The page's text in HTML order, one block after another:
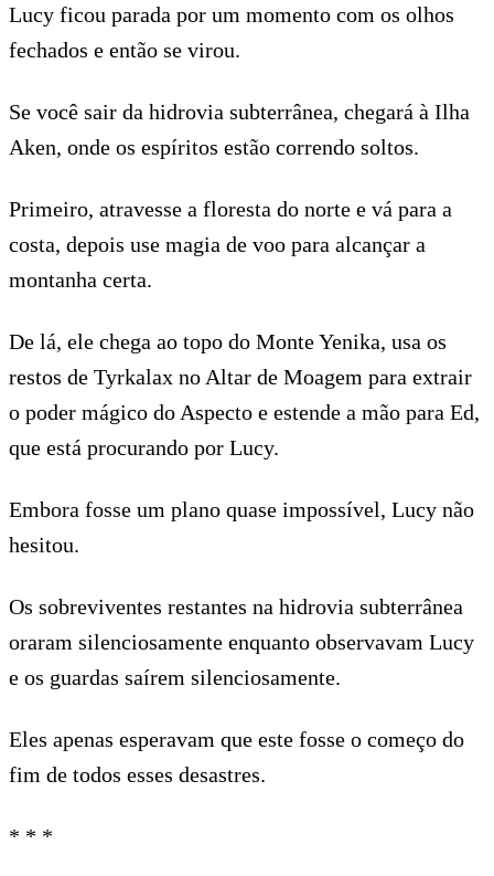
Lucy ficou parada por um momento com os olhos
fechados e então se virou.
Se você sair da hidrovia subterrânea, chegará à Ilha
Aken, onde os espíritos estão correndo soltos.
Primeiro, atravesse a floresta do norte e vá para a
costa, depois use magia de voo para alcançar a
montanha certa.
De lá, ele chega ao topo do Monte Yenika, usa os
restos de Tyrkalax no Altar de Moagem para extrair
o poder mágico do Aspecto e estende a mão para Ed,
que está procurando por Lucy.
Embora fosse um plano quase impossível, Lucy não
hesitou.
Os sobreviventes restantes na hidrovia subterrânea
oraram silenciosamente enquanto observavam Lucy
e os guardas saírem silenciosamente.
Eles apenas esperavam que este fosse o começo do
fim de todos esses desastres.
* * *